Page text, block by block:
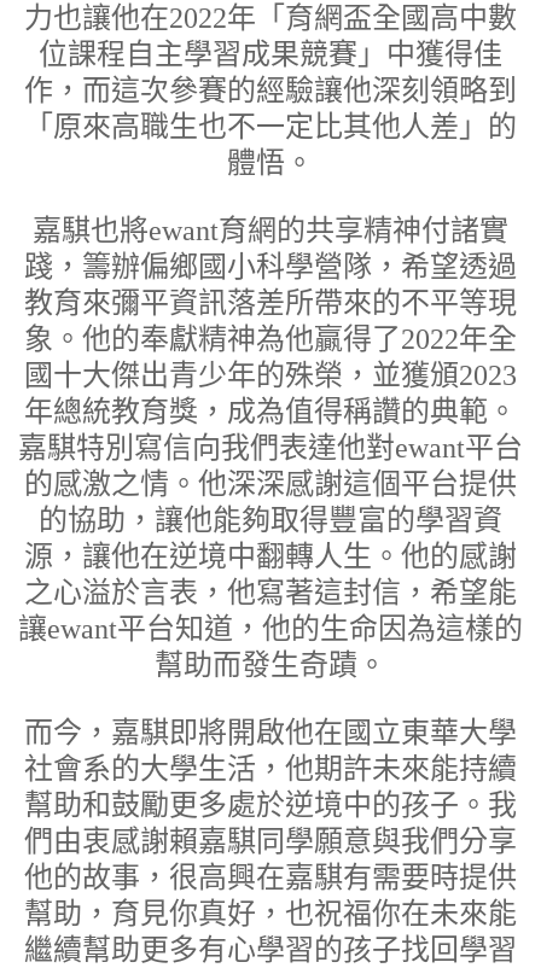
力也讓他在2022年「育網盃全國高中數
位課程自主學習成果競賽」中獲得佳
作，而這次參賽的經驗讓他深刻領略到
「原來高職生也不一定比其他人差」的
體悟。
嘉騏也將ewant育網的共享精神付諸實
踐，籌辦偏鄉國小科學營隊，希望透過
教育來彌平資訊落差所帶來的不平等現
象。他的奉獻精神為他贏得了2022年全
國十大傑出青少年的殊榮，並獲頒2023
年總統教育獎，成為值得稱讚的典範。
嘉騏特別寫信向我們表達他對ewant平台
的感激之情。他深深感謝這個平台提供
的協助，讓他能夠取得豐富的學習資
源，讓他在逆境中翻轉人生。他的感謝
之心溢於言表，他寫著這封信，希望能
讓ewant平台知道，他的生命因為這樣的
幫助而發生奇蹟。
而今，嘉騏即將開啟他在國立東華大學
社會系的大學生活，他期許未來能持續
幫助和鼓勵更多處於逆境中的孩子。我
們由衷感謝賴嘉騏同學願意與我們分享
他的故事，很高興在嘉騏有需要時提供
幫助，育見你真好，也祝福你在未來能
繼續幫助更多有心學習的孩子找回學習